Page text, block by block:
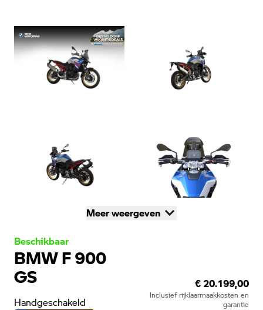
Meer weergeven
Beschikbaar
BMW F 900
GS
Handgeschakeld
€ 20.199,00
Inclusief rijklaarmaakkosten en
garantie